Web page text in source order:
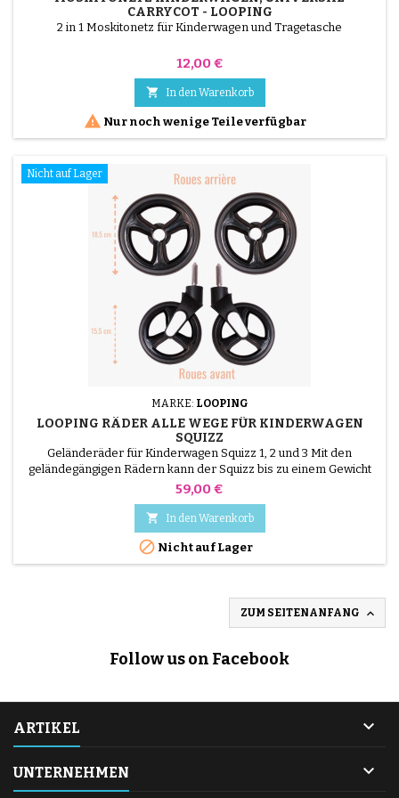
CARRYCOT - LOOPING
2 in 1 Moskitonetz für Kinderwagen und Tragetasche
Preis
12,00 €
 In den Warenkorb
 Nur noch wenige Teile verfügbar
Nicht auf Lager
MARKE: LOOPING
LOOPING RÄDER ALLE WEGE FÜR KINDERWAGEN
SQUIZZ
Geländeräder für Kinderwagen Squizz 1, 2 und 3 Mit den
geländegängigen Rädern kann der Squizz bis zu einem Gewicht
von 20 kg verwendet werden! Abnehmbar in 5 Sekunden Topzeit
Preis
59,00 €
 In den Warenkorb
 Nicht auf Lager
ZUM SEITENANFANG 
Follow us on Facebook
ARTIKEL 
UNTERNEHMEN 